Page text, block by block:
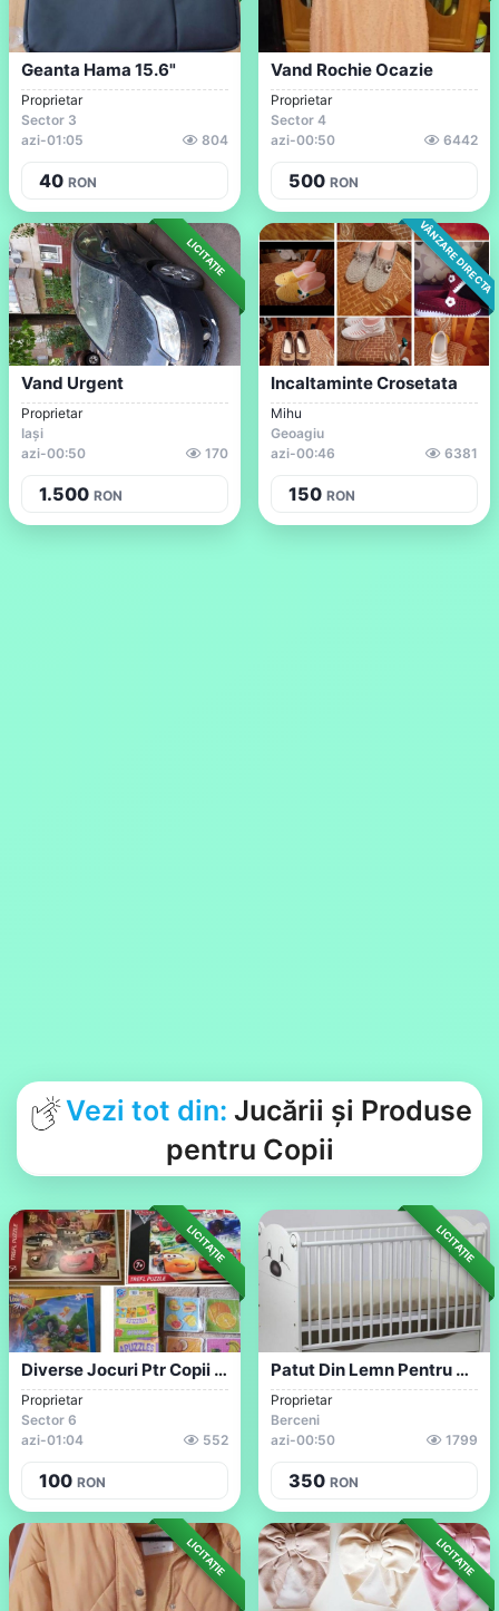
Geanta Hama 15.6"
Proprietar
Sector 3
azi-01:05 804
40 RON
Vand Rochie Ocazie
Proprietar
Sector 4
azi-00:50 6442
500 RON
LICITAȚIE
Vand Urgent
Proprietar
Iași
azi-00:50 170
1.500 RON
VÂNZARE DIRECTA
Incaltaminte Crosetata
Mihu
Geoagiu
azi-00:46 6381
150 RON
Vezi tot din: Jucării și Produse
pentru Copii
LICITAȚIE
Diverse Jocuri Ptr Copii De 5-10 Ani Tri...
Proprietar
Sector 6
azi-01:04 552
100 RON
LICITAȚIE
Patut Din Lemn Pentru Copii Cu Saltea 12...
Proprietar
Berceni
azi-00:50 1799
350 RON
LICITAȚIE LICITAȚIE